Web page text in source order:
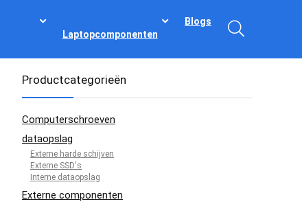
Laptopcomponenten
Blogs
Productcategorieën
Computerschroeven
dataopslag
Externe harde schijven
Externe SSD's
Interne dataopslag
Externe componenten